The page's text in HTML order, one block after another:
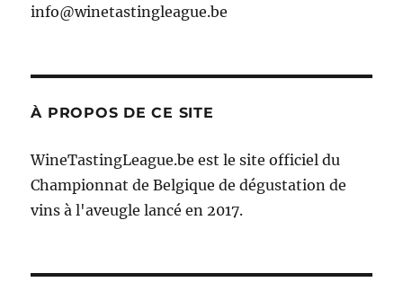
info@winetastingleague.be
À PROPOS DE CE SITE
WineTastingLeague.be est le site officiel du
Championnat de Belgique de dégustation de
vins à l'aveugle lancé en 2017.